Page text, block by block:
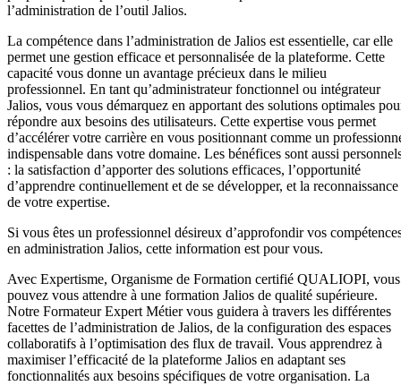
l’administration de l’outil Jalios.
La compétence dans l’administration de Jalios est essentielle, car elle
permet une gestion efficace et personnalisée de la plateforme. Cette
capacité vous donne un avantage précieux dans le milieu
professionnel. En tant qu’administrateur fonctionnel ou intégrateur
Jalios, vous vous démarquez en apportant des solutions optimales
répondre aux besoins des utilisateurs. Cette expertise vous permet
d’accélérer votre carrière en vous positionnant comme un
indispensable dans votre domaine. Les bénéfices sont aussi
: la satisfaction d’apporter des solutions efficaces, l’opportunité
d’apprendre continuellement et de se développer, et la reconnaissance
de votre expertise.
Si vous êtes un professionnel désireux d’approfondir vos
en administration Jalios, cette information est pour vous.
Avec Expertisme, Organisme de Formation certifié QUALIOPI, vous
pouvez vous attendre à une formation Jalios de qualité supérieure.
Notre Formateur Expert Métier vous guidera à travers les différentes
facettes de l’administration de Jalios, de la configuration des espaces
collaboratifs à l’optimisation des flux de travail. Vous apprendrez à
maximiser l’efficacité de la plateforme Jalios en adaptant ses
fonctionnalités aux besoins spécifiques de votre organisation. La